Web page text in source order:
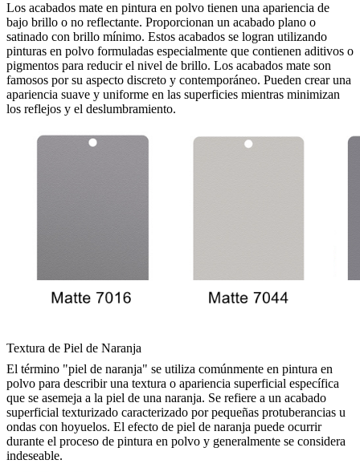
Los acabados mate en pintura en polvo tienen una apariencia de
bajo brillo o no reflectante. Proporcionan un acabado plano o
satinado con brillo mínimo. Estos acabados se logran utilizando
pinturas en polvo formuladas especialmente que contienen aditivos o
pigmentos para reducir el nivel de brillo. Los acabados mate son
famosos por su aspecto discreto y contemporáneo. Pueden crear una
apariencia suave y uniforme en las superficies mientras minimizan
los reflejos y el deslumbramiento.
Textura de Piel de Naranja
El término "piel de naranja" se utiliza comúnmente en pintura en
polvo para describir una textura o apariencia superficial específica
que se asemeja a la piel de una naranja. Se refiere a un acabado
superficial texturizado caracterizado por pequeñas protuberancias u
ondas con hoyuelos. El efecto de piel de naranja puede ocurrir
durante el proceso de pintura en polvo y generalmente se considera
indeseable.